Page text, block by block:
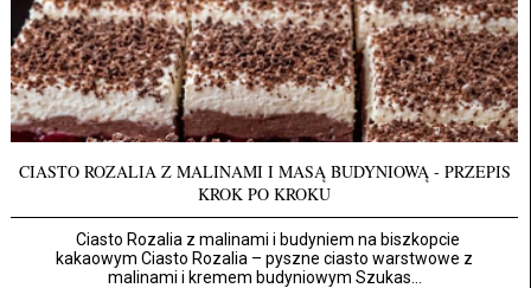
CIASTO ROZALIA Z MALINAMI I MASĄ BUDYNIOWĄ - PRZEPIS
KROK PO KROKU
Ciasto Rozalia z malinami i budyniem na biszkopcie
kakaowym Ciasto Rozalia – pyszne ciasto warstwowe z
malinami i kremem budyniowym Szukas...